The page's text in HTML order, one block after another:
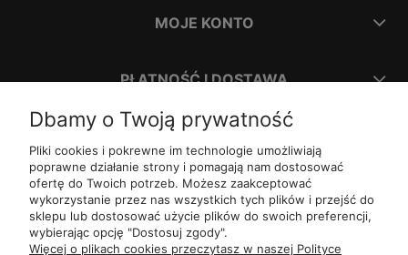
MOJE KONTO
PŁATNOŚĆ I DOSTAWA
INFORMACJE
O NAS
ul.Romana Dmowskiego 1,
Św. Filipa 23/3, 31-150 Kraków
Dbamy o Twoją prywatność
Pliki cookies i pokrewne im technologie umożliwiają
poprawne działanie strony i pomagają nam dostosować
ofertę do Twoich potrzeb. Możesz zaakceptować
wykorzystanie przez nas wszystkich tych plików i przejść do
sklepu lub dostosować użycie plików do swoich preferencji,
wybierając opcję "Dostosuj zgody".
Więcej o plikach cookies przeczytasz w naszej Polityce